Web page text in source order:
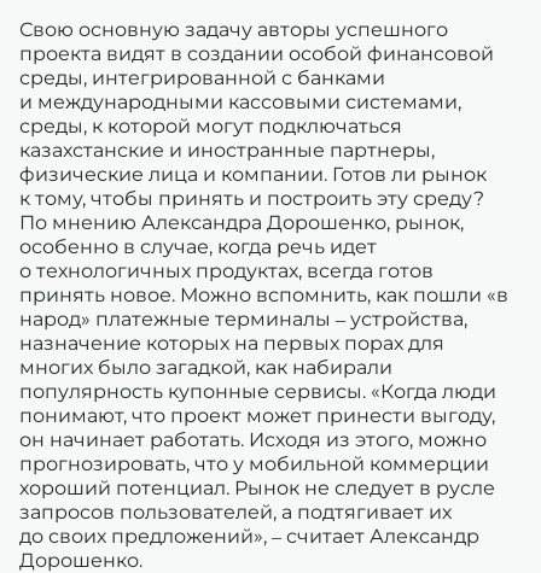
Свою основную задачу авторы успешного
проекта видят в создании особой финансовой
среды, интегрированной с банками
и международными кассовыми системами,
среды, к которой могут подключаться
казахстанские и иностранные партнеры,
физические лица и компании. Готов ли рынок
к тому, чтобы принять и построить эту среду?
По мнению Александра Дорошенко, рынок,
особенно в случае, когда речь идет
о технологичных продуктах, всегда готов
принять новое. Можно вспомнить, как пошли «в
народ» платежные терминалы – устройства,
назначение которых на первых порах для
многих было загадкой, как набирали
популярность купонные сервисы. «Когда люди
понимают, что проект может принести выгоду,
он начинает работать. Исходя из этого, можно
прогнозировать, что у мобильной коммерции
хороший потенциал. Рынок не следует в русле
запросов пользователей, а подтягивает их
до своих предложений», – считает Александр
Дорошенко.